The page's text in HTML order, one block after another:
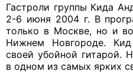
Гастроли группы Кида
2-6 июня 2004 г. В
только в Москве, но и
Нижнем Новгороде.
своей убойной гитарой.
в одном из самых ярких